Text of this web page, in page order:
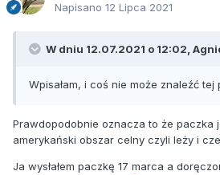
Napisano 12 Lipca 2021
W dniu 12.07.2021 o 12:02,
Wpisałam, i coś nie może znaleźć tej
Prawdopodobnie oznacza to że paczka
amerykański obszar celny czyli leży i
Ja wysłałem paczkę 17 marca a